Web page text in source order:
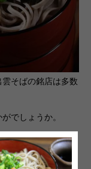
そばの銘店は多数
でしょうか。